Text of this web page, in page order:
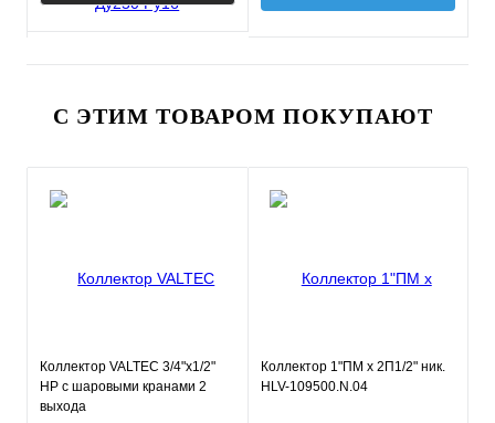
С ЭТИМ ТОВАРОМ ПОКУПАЮТ
Коллектор VALTEC 3/4"х1/2"
НР с шаровыми кранами 2
выхода
Коллектор 1"ПМ х 2П1/2" ник.
HLV-109500.N.04